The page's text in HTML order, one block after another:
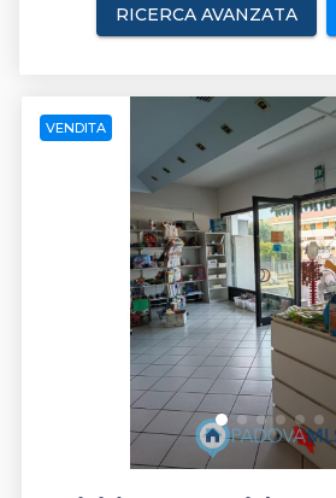
RICERCA AVANZATA
VENDITA